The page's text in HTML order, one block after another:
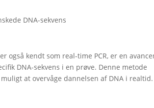
DNA-sekvens
også kendt som real-time PCR, er en
DNA-sekvens i en prøve. Denne metode
at overvåge dannelsen af DNA i realtid.